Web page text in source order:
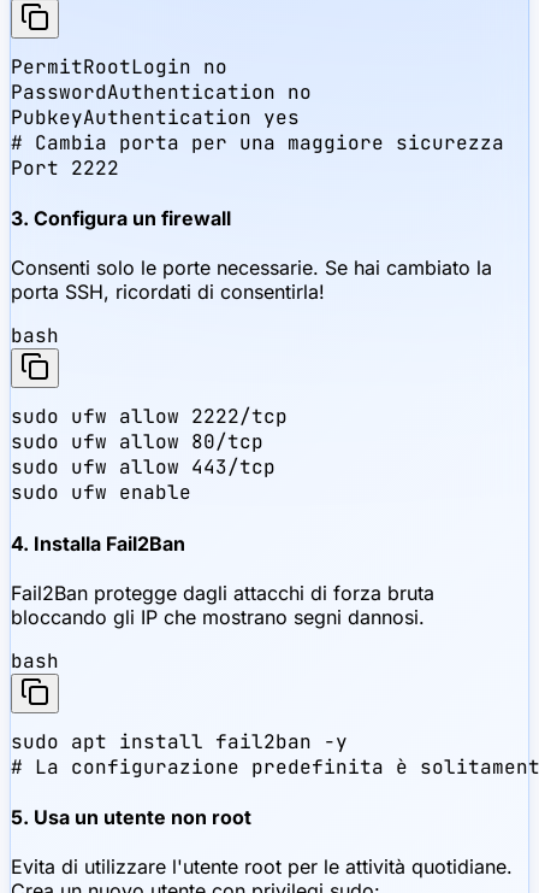
PermitRootLogin no
PasswordAuthentication no
PubkeyAuthentication yes
# Cambia porta per una maggiore sicurezza
Port 2222
3. Configura un firewall
Consenti solo le porte necessarie. Se hai cambiato la
porta SSH, ricordati di consentirla!
bash
sudo ufw allow 2222/tcp
sudo ufw allow 80/tcp
sudo ufw allow 443/tcp
sudo ufw enable
4. Installa Fail2Ban
Fail2Ban protegge dagli attacchi di forza bruta
bloccando gli IP che mostrano segni dannosi.
bash
sudo apt install fail2ban -y
# La configurazione predefinita è
5. Usa un utente non root
Evita di utilizzare l'utente root per le attività quotidiane.